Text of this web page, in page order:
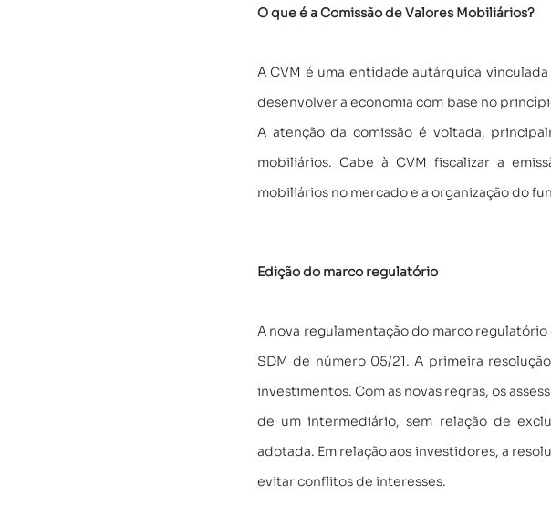
O que é a Comissão de Valores Mobiliários?
A CVM é uma entidade autárquica
desenvolver a economia com base no
A atenção da comissão é voltada,
mobiliários. Cabe à CVM fiscalizar a
mobiliários no mercado e a organização do
Edição do marco regulatório
A nova regulamentação do marco
SDM de número 05/21. A primeira
investimentos. Com as novas regras, os
de um intermediário, sem relação de
adotada. Em relação aos investidores, a
evitar conflitos de interesses.